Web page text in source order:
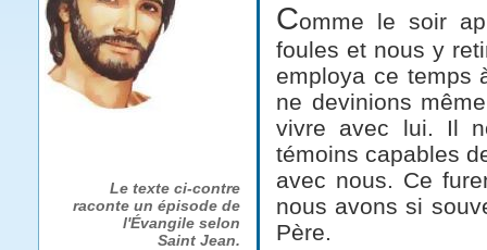
Le texte ci-contre
raconte un épisode de
l'Évangile selon
Saint Jean.
Comme le soir
foules et nous y
employa ce temps
ne devinions
vivre avec lui. Il
témoins capables
avec nous. Ce
nous avons si
Père.